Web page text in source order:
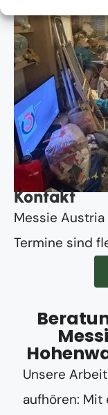
Kontakt
Messie
Termine sind
Unsere
aufhören: Mit